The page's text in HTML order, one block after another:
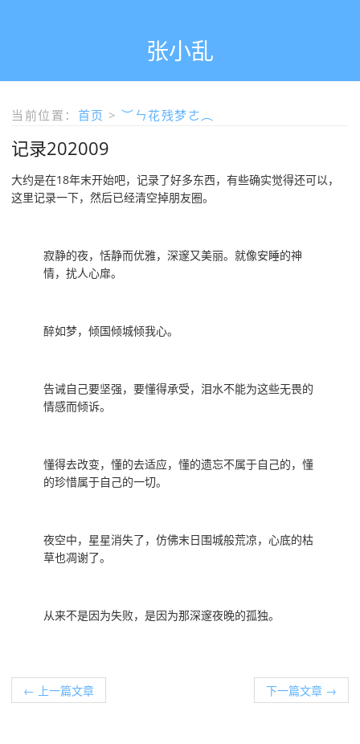
张小乱
当前位置： 首页 > ︶ㄣ花残梦ㄜ︵
记录202009
大约是在18年末开始吧，记录了好多东西，有些确实觉得还可以，
这里记录一下，然后已经清空掉朋友圈。
寂静的夜，恬静而优雅，深邃又美丽。就像安睡的神
情，扰人心扉。
醉如梦，倾国倾城倾我心。
告诫自己要坚强，要懂得承受，泪水不能为这些无畏的
情感而倾诉。
懂得去改变，懂的去适应，懂的遗忘不属于自己的，懂
的珍惜属于自己的一切。
夜空中，星星消失了，仿佛末日围城般荒凉，心底的枯
草也凋谢了。
从来不是因为失败，是因为那深邃夜晚的孤独。
← 上一篇文章 下一篇文章 →